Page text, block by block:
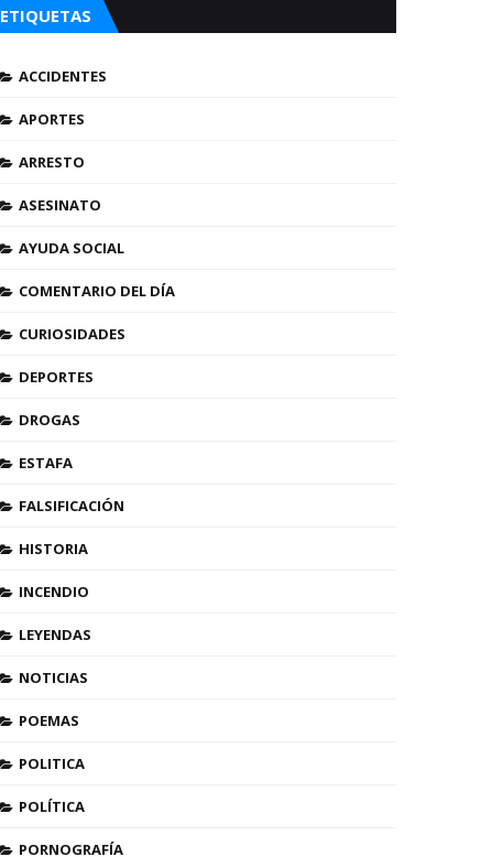
ETIQUETAS
ACCIDENTES
APORTES
ARRESTO
ASESINATO
AYUDA SOCIAL
COMENTARIO DEL DÍA
CURIOSIDADES
DEPORTES
DROGAS
ESTAFA
FALSIFICACIÓN
HISTORIA
INCENDIO
LEYENDAS
NOTICIAS
POEMAS
POLITICA
POLÍTICA
PORNOGRAFÍA